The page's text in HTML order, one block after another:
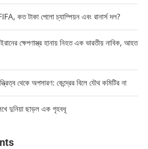
কত টাকা পেলো চ্যাম্পিয়ন এবং রানার্স দল?
ক্ষেপণাস্ত্র হানায় নিহত এক ভারতীয় নাবিক, আহত
থেকে অপসারণ: কেন্দ্রের বিলে যৌথ কমিটির না
লিখে দুনিয়া ছাড়ল এক গৃহবধূ